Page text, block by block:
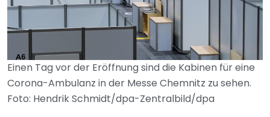
Einen Tag vor der Eröffnung sind die Kabinen für eine
Corona-Ambulanz in der Messe Chemnitz zu sehen.
Foto: Hendrik Schmidt/dpa-Zentralbild/dpa